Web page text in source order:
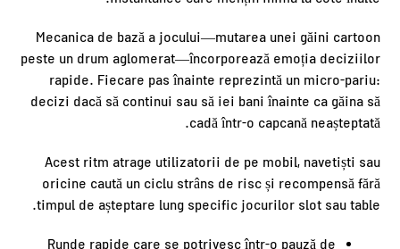
Mecanica de bază a jocului—mutarea unei găini cartoon
peste un drum aglomerat—încorporează emoția deciziilor
rapide. Fiecare pas înainte reprezintă un micro-pariu:
decizi dacă să continui sau să iei bani înainte ca găina să
cadă într-o capcană neașteptată.
Acest ritm atrage utilizatorii de pe mobil, navetiști sau
oricine caută un ciclu strâns de risc și recompensă fără
timpul de așteptare lung specific jocurilor slot sau table.